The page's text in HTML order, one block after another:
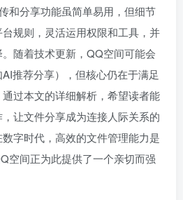
和分享功能虽简单易用，但细节
规则，灵活运用权限和工具，并
随着技术更新，QQ空间可能会
推荐分享），但核心仍在于满足
过本文的详细解析，希望读者能
让文件分享成为连接人际关系的
字时代，高效的文件管理能力是
空间正为此提供了一个亲切而强